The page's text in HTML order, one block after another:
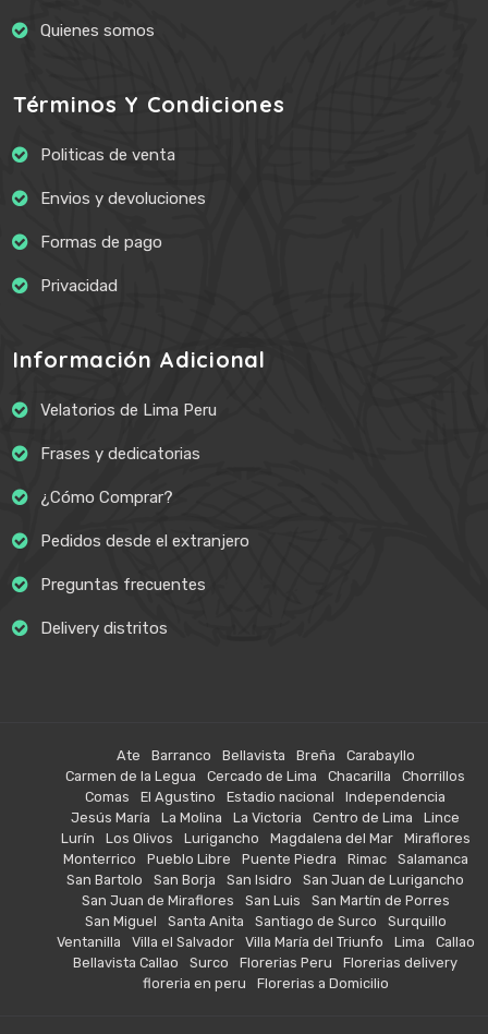
Quienes somos
Términos Y Condiciones
Politicas de venta
Envios y devoluciones
Formas de pago
Privacidad
Información Adicional
Velatorios de Lima Peru
Frases y dedicatorias
¿Cómo Comprar?
Pedidos desde el extranjero
Preguntas frecuentes
Delivery distritos
Ate Barranco Bellavista Breña
Carabayllo
Carmen de la Legua
Cercado de Lima Chacarilla
Chorrillos
Comas
El Agustino Estadio nacional
Independencia
Jesús María
La Molina La Victoria Centro de Lima
Lince
Lurín
Los Olivos Lurigancho Magdalena del Mar
Miraflores
Monterrico
Pueblo Libre Puente Piedra Rimac
Salamanca
San Bartolo
San Borja San Isidro
San Juan de Lurigancho
San Juan de Miraflores
San Luis
San Martín de Porres
San Miguel
Santa Anita Santiago de Surco
Surquillo
Ventanilla
Villa el Salvador Villa María del Triunfo Lima
Callao
Bellavista Callao
Surco Florerias Peru
Florerias delivery
floreria en peru
Florerias a Domicilio